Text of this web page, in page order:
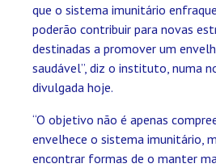
que o sistema imunitário
poderão contribuir para novas
destinadas a promover um
saudável”, diz o instituto, numa
divulgada hoje.
“O objetivo não é apenas
envelhece o sistema imunitário,
encontrar formas de o manter